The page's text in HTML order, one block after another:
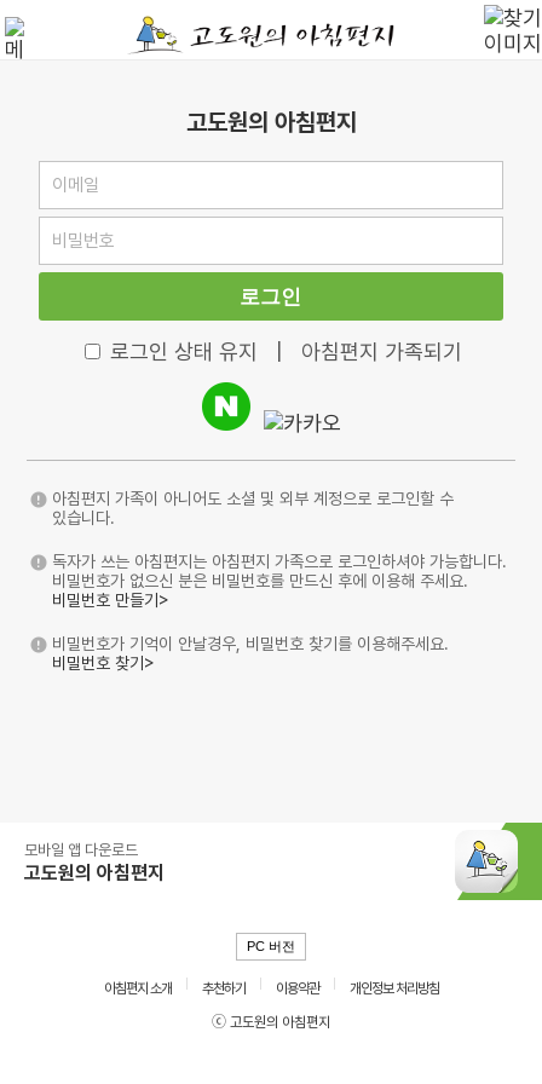
고도원의 아침편지
로그인
로그인 상태 유지 아침편지 가족되기
아침편지 가족이 아니어도 소셜 및 외부 계정으로 로그인할 수
있습니다.
독자가 쓰는 아침편지는 아침편지 가족으로 로그인하셔야 가능합니다.
비밀번호가 없으신 분은 비밀번호를 만드신 후에 이용해 주세요.
비밀번호 만들기>
비밀번호가 기억이 안날경우, 비밀번호 찾기를 이용해주세요.
비밀번호 찾기>
모바일 앱 다운로드
고도원의 아침편지
PC 버전
아침편지 소개 추천하기 이용약관
개인정보 처리방침
ⓒ 고도원의 아침편지